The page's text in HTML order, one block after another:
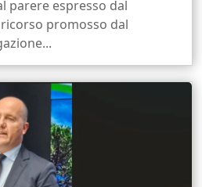
parere espresso dal
promosso dal